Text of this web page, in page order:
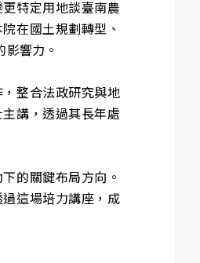
特定用地談臺南農
在國土規劃轉型、
響力。
整合法政研究與地
講，透過其長年處
的關鍵布局方向。
這場培力講座，成